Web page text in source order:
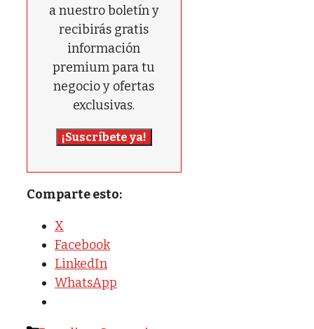
a nuestro boletín y
recibirás gratis
información
premium para tu
negocio y ofertas
exclusivas.
¡Suscríbete ya!
Comparte esto:
X
Facebook
LinkedIn
WhatsApp